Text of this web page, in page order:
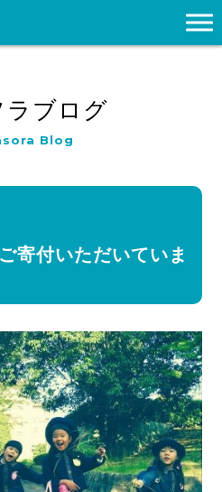
ラブログ
Blog
寄付いただいていま